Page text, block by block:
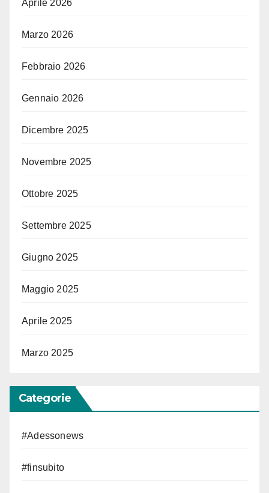
Aprile 2026
Marzo 2026
Febbraio 2026
Gennaio 2026
Dicembre 2025
Novembre 2025
Ottobre 2025
Settembre 2025
Giugno 2025
Maggio 2025
Aprile 2025
Marzo 2025
Categorie
#Adessonews
#finsubito